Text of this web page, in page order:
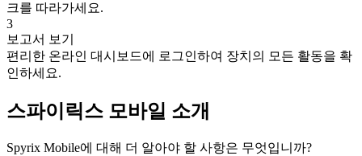
크를 따라가세요.
3
보고서 보기
편리한 온라인 대시보드에 로그인하여 장치의 모든 활동을 확
인하세요.
스파이릭스 모바일 소개
Spyrix Mobile에 대해 더 알아야 할 사항은 무엇입니까?